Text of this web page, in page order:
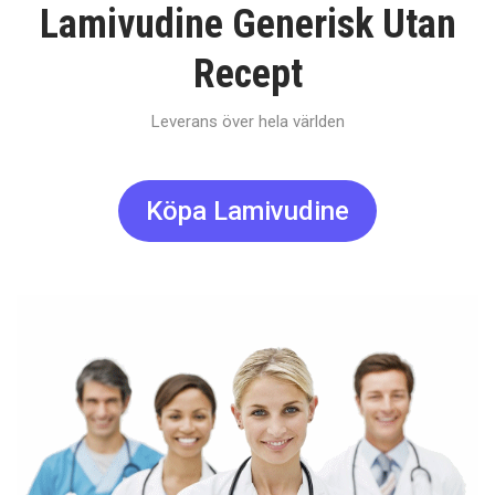
Lamivudine Generisk Utan
Recept
Leverans över hela världen
Köpa Lamivudine